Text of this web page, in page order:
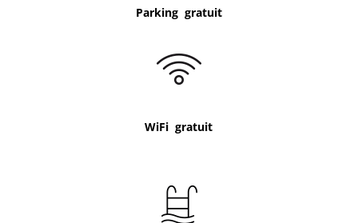
Parking gratuit
WiFi gratuit